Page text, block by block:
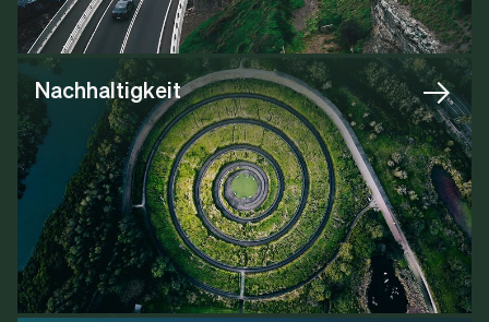
Nachhaltigkeit